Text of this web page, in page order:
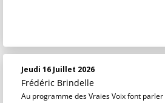
Jeudi 16 Juillet 2026
Frédéric Brindelle
Au programme des Vraies Voix font